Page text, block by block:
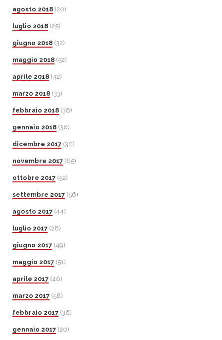
agosto 2018 (20)
luglio 2018 (25)
giugno 2018 (32)
maggio 2018 (52)
aprile 2018 (42)
marzo 2018 (33)
febbraio 2018 (38)
gennaio 2018 (36)
dicembre 2017 (30)
novembre 2017 (65)
ottobre 2017 (52)
settembre 2017 (56)
agosto 2017 (44)
luglio 2017 (28)
giugno 2017 (49)
maggio 2017 (51)
aprile 2017 (46)
marzo 2017 (58)
febbraio 2017 (36)
gennaio 2017 (20)